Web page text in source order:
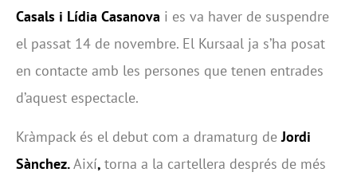
Casals i Lídia Casanova i es va haver de suspendre
el passat 14 de novembre. El Kursaal ja s’ha posat
en contacte amb les persones que tenen entrades
d’aquest espectacle.
Kràmpack és el debut com a dramaturg deJordi
Sànchez.Així, torna a la cartellera després de més